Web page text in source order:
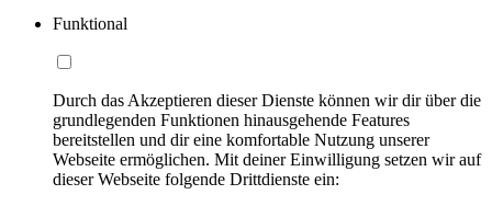
Funktional
Durch das Akzeptieren dieser Dienste können wir dir über die
grundlegenden Funktionen hinausgehende Features
bereitstellen und dir eine komfortable Nutzung unserer
Webseite ermöglichen. Mit deiner Einwilligung setzen wir auf
dieser Webseite folgende Drittdienste ein: